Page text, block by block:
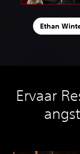
Ethan
Ervaar